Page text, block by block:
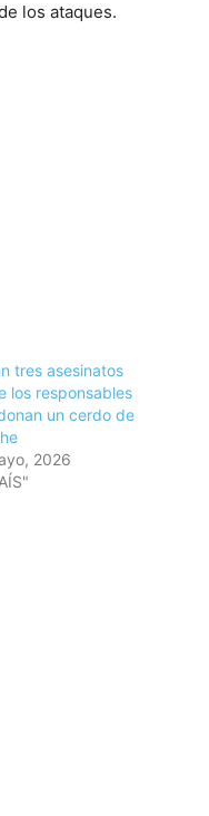
los ataques.
tres asesinatos
los responsables
un cerdo de
2026